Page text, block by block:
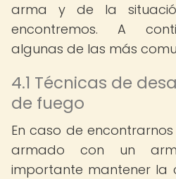
arma y de la
encontremos. A
algunas de las más
4.1 Técnicas de
de fuego
En caso de
armado con un
importante mantener la